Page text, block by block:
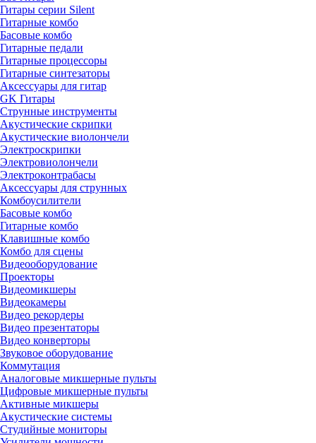
Гитары серии Silent
Гитарные комбо
Басовые комбо
Гитарные педали
Гитарные процессоры
Гитарные синтезаторы
Аксессуары для гитар
GK Гитары
Струнные инструменты
Акустические скрипки
Акустические виолончели
Электроскрипки
Электровиолончели
Электроконтрабасы
Аксессуары для струнных
Комбоусилители
Басовые комбо
Гитарные комбо
Клавишные комбо
Комбо для сцены
Видеооборудование
Проекторы
Видеомикшеры
Видеокамеры
Видео рекордеры
Видео презентаторы
Видео конверторы
Звуковое оборудование
Коммутация
Аналоговые микшерные пульты
Цифровые микшерные пульты
Активные микшеры
Акустические системы
Студийные мониторы